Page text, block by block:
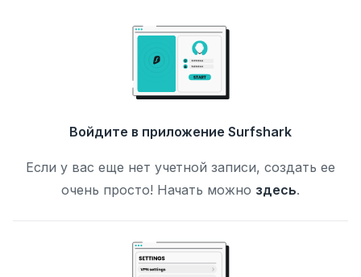
Войдите в приложение Surfshark
Если у вас еще нет учетной записи, создать ее
очень просто! Начать можно здесь.